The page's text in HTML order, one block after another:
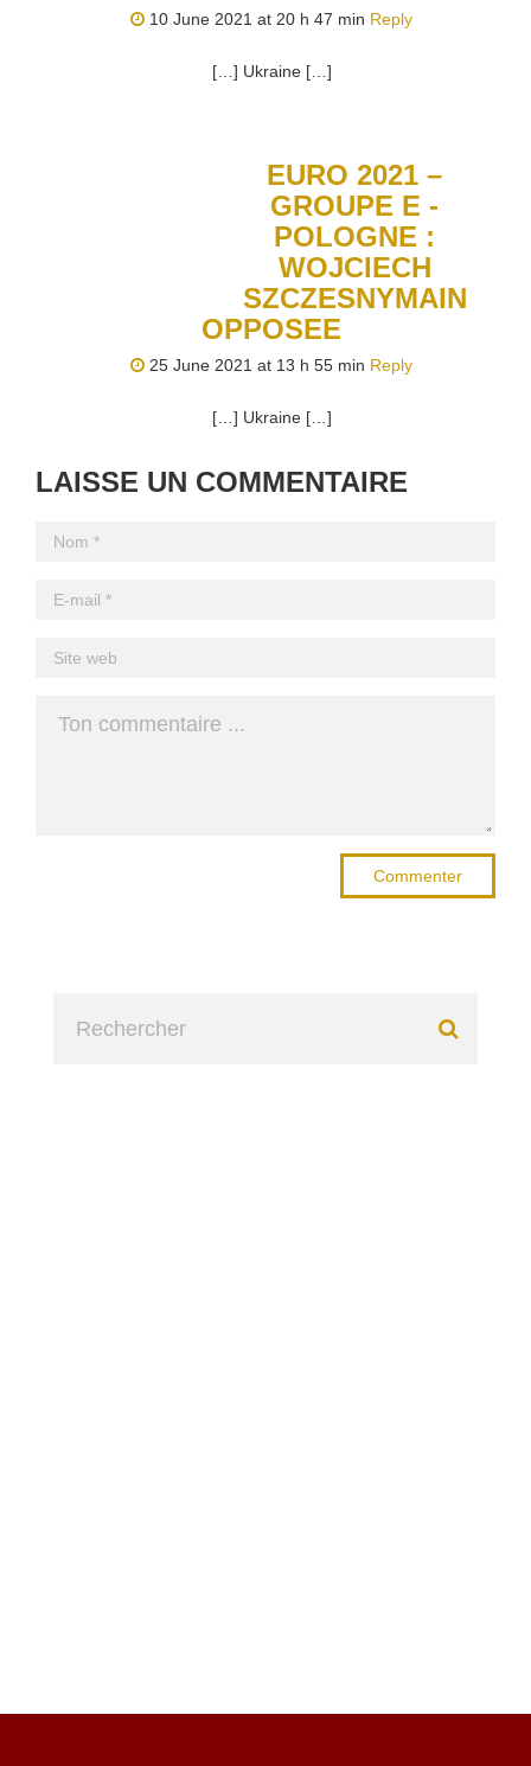
10 June 2021 at 20 h 47 min Reply
[…] Ukraine […]
EURO 2021 –
GROUPE E -
POLOGNE :
WOJCIECH
SZCZESNYMAIN
OPPOSEE
25 June 2021 at 13 h 55 min Reply
[…] Ukraine […]
LAISSE UN COMMENTAIRE
Commenter